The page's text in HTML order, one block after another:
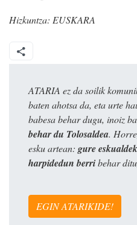
Hizkuntza: EUSKARA
ATARIA ez da soilik
baten ahotsa da, eta urte
babesa behar dugu, inoiz
behar du Tolosaldea.
esku artean: gure
harpidedun berribehar
EGIN ATARIKIDE!